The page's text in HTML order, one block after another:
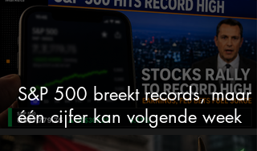
S&P 500 breekt records, maar
één cijfer kan volgende week
alles veranderen